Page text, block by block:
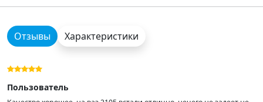
Отзывы Характеристики
Пользователь